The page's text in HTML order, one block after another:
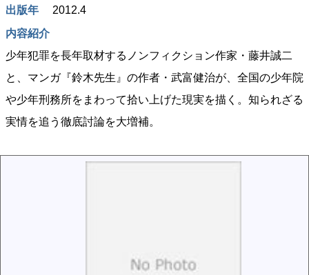
出版年
2012.4
内容紹介
少年犯罪を長年取材するノンフィクション作家・藤井誠二
と、マンガ『鈴木先生』の作者・武富健治が、全国の少年院
や少年刑務所をまわって拾い上げた現実を描く。知られざる
実情を追う徹底討論を大増補。